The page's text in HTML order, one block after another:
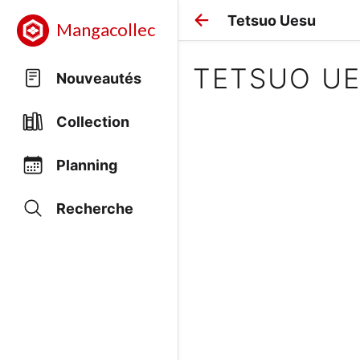
Mangacollec
Nouveautés
Collection
Planning
Recherche
Tetsuo Uesu
TETSUO